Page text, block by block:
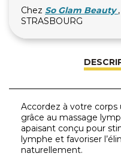
Chez So Glam Beauty
STRASBOURG
Accordez à votre
grâce au massage
apaisant conçu pour
lymphe et favoriser
naturellement.